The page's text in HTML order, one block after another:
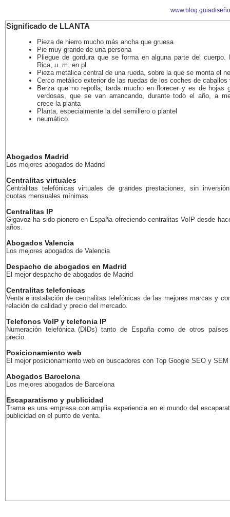
Significado de LLANTA
Pieza de hierro mucho más ancha que gruesa
Pie muy grande de una persona
Pliegue de gordura que se forma en alguna parte del cuerpo.
Rica, u. m. en pl.
Pieza metálica central de una rueda, sobre la que se monta el
Cerco metálico exterior de las ruedas de los coches de caballos
Berza que no repolla, tarda mucho en florecer y es de hojas
verdosas, que se van arrancando, durante todo el año, a
crece la planta
Planta, especialmente la del semillero o plantel
neumático.
Abogados Madrid
Los mejores abogados de Madrid
Centralitas virtuales
Centralitas telefónicas virtuales de grandes prestaciones, sin
cuotas mensuales mínimas.
Centralitas IP
Gigavoz ha sido pionero en España ofreciendo centralitas VoIP desde
años.
Abogados Valencia
Los mejores abogados de Valencia
Despacho de abogados en Madrid
El mejor despacho de abogados de Madrid
Centralitas telefonicas
Venta e instalación de centralitas telefónicas de las mejores marcas y
relación de calidad y precio del mercado.
Telefonos VoIP y telefonia IP
Numeración telefónica (DIDs) tanto de España como de otros
precio.
Posicionamiento web
El mejor posicionamiento web en buscadores con Top Google SEO y SEM
Abogados Barcelona
Los mejores abogados de Barcelona
Escaparatismo y publicidad
Trama es una empresa con amplia experiencia en el mundo del
publicidad en el punto de venta.